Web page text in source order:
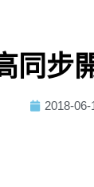
同步
2018-06-